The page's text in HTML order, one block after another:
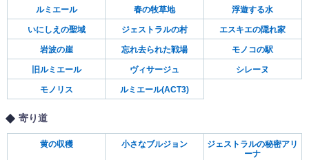
ルミエール 春の牧草地 浮遊する水
いにしえの聖域 ジェストラルの村 エスキエの隠れ家
岩波の崖 忘れ去られた戦場 モノコの駅
旧ルミエール ヴィサージュ シレーヌ
モノリス ルミエール(ACT3)
寄り道
黄の収穫 小さなブルジョン
ジェストラルの秘密アリ
ーナ